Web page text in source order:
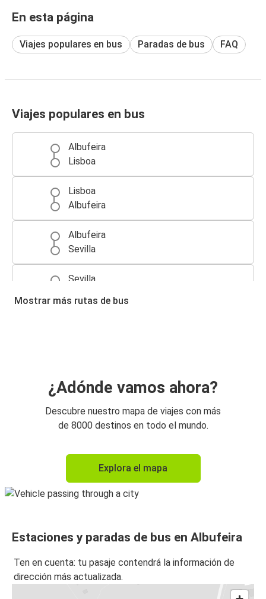
En esta página
Viajes populares en bus Paradas de bus FAQ
Viajes populares en bus
Albufeira
Lisboa
Lisboa
Albufeira
Albufeira
Sevilla
Sevilla
Albufeira
Mostrar más rutas de bus
¿Adónde vamos ahora?
Descubre nuestro mapa de viajes con más
de 8000 destinos en todo el mundo.
Explora el mapa
Estaciones y paradas de bus en Albufeira
Ten en cuenta: tu pasaje contendrá la información de
dirección más actualizada.